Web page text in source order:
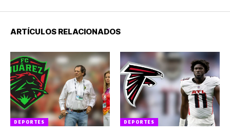
ARTÍCULOS RELACIONADOS
DEPORTES DEPORTES